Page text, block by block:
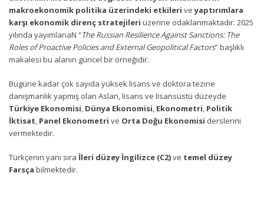
makroekonomik politika üzerindeki etkileri veyaptırımlara
karşı ekonomik direnç stratejileri üzerine odaklanmaktadır. 2025
yılında yayımlanaN “The Russian Resilience Against Sanctions: The
Roles of Proactive Policies and External Geopolitical Factors” başlıklı
makalesi bu alanın güncel bir örneğidir.
Bugüne kadar çok sayıda yüksek lisans ve doktora tezine
danışmanlık yapmış olan Aslan, lisans ve lisansüstü düzeyde
Türkiye Ekonomisi, Dünya Ekonomisi, Ekonometri, Politik
İktisat, Panel Ekonometri ve Orta Doğu Ekonomisi derslerini
vermektedir.
Türkçenin yanı sıra İleri düzey İngilizce (C2)ve temel düzey
Farsça bilmektedir.